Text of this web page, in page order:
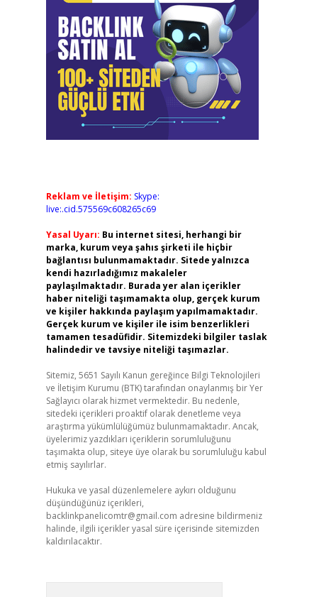
Reklam ve İletişim: Skype:
live:.cid.575569c608265c69
Yasal Uyarı: Bu internet sitesi, herhangi bir
marka, kurum veya şahıs şirketi ile hiçbir
bağlantısı bulunmamaktadır. Sitede yalnızca
kendi hazırladığımız makaleler
paylaşılmaktadır. Burada yer alan içerikler
haber niteliği taşımamakta olup, gerçek kurum
ve kişiler hakkında paylaşım yapılmamaktadır.
Gerçek kurum ve kişiler ile isim benzerlikleri
tamamen tesadüfidir. Sitemizdeki bilgiler taslak
halindedir ve tavsiye niteliği taşımazlar.
Sitemiz, 5651 Sayılı Kanun gereğince Bilgi Teknolojileri
ve İletişim Kurumu (BTK) tarafından onaylanmış bir Yer
Sağlayıcı olarak hizmet vermektedir. Bu nedenle,
sitedeki içerikleri proaktif olarak denetleme veya
araştırma yükümlülüğümüz bulunmamaktadır. Ancak,
üyelerimiz yazdıkları içeriklerin sorumluluğunu
taşımakta olup, siteye üye olarak bu sorumluluğu kabul
etmiş sayılırlar.
Hukuka ve yasal düzenlemelere aykırı olduğunu
düşündüğünüz içerikleri,
backlinkpanelicomtr@gmail.com adresine bildirmeniz
halinde, ilgili içerikler yasal süre içerisinde sitemizden
kaldırılacaktır.